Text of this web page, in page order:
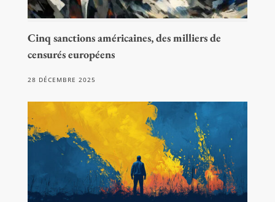
Cinq sanctions américaines, des milliers de
censurés européens
28 DÉCEMBRE 2025